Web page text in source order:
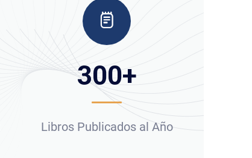
300+
Libros Publicados al Año